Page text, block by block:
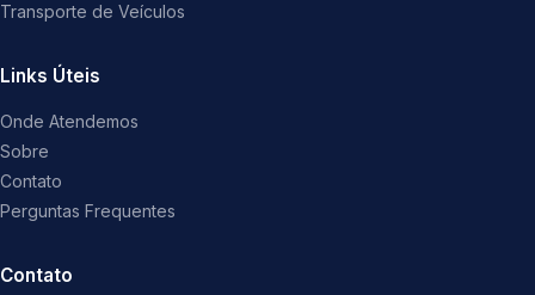
Transporte de Veículos
Links Úteis
Onde Atendemos
Sobre
Contato
Perguntas Frequentes
Contato